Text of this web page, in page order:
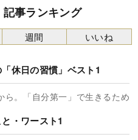
事ランキング
休日の習慣」ベスト1
ら。「自分第一」で生きるため
・ワースト1
週間 いいね